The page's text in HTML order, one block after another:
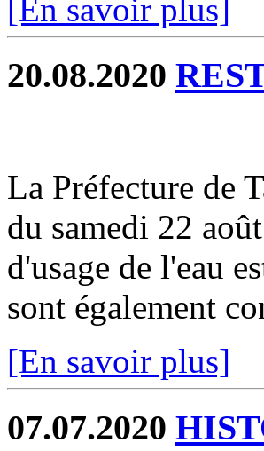
[En savoir plus]
20.08.2020
La Préfecture de
du samedi 22
d'usage de l'eau
sont également
[En savoir plus]
07.07.2020